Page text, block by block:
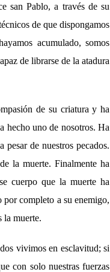
san Pablo, a través de su
de que dispongamos
acumulado, somos
de librarse de la atadura
de su criatura y ha
hecho uno de nosotros. Ha
de nuestros pecados.
la muerte. Finalmente ha
cuerpo que la muerte ha
completo a su enemigo,
la muerte.
vivimos en esclavitud; si
con solo nuestras fuerzas